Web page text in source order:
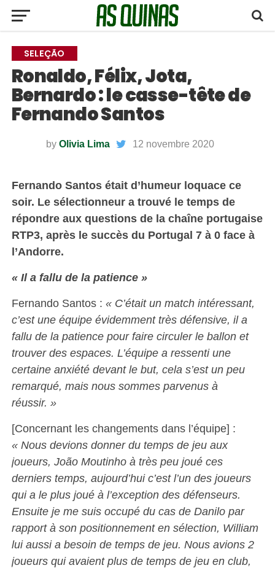
SELEÇÃO
Ronaldo, Félix, Jota,
Bernardo : le casse-tête de
Fernando Santos
by Olivia Lima 12 novembre 2020
Fernando Santos était d’humeur loquace ce
soir. Le sélectionneur a trouvé le temps de
répondre aux questions de la chaîne portugaise
RTP3, après le succès du Portugal 7 à 0 face à
l’Andorre.
« Il a fallu de la patience »
Fernando Santos : « C’était un match intéressant,
c’est une équipe évidemment très défensive, il a
fallu de la patience pour faire circuler le ballon et
trouver des espaces. L’équipe a ressenti une
certaine anxiété devant le but, cela s’est un peu
remarqué, mais nous sommes parvenus à
réussir. »
[Concernant les changements dans l’équipe] :
« Nous devions donner du temps de jeu aux
joueurs, João Moutinho à très peu joué ces
derniers temps, aujourd’hui c’est l’un des joueurs
qui a le plus joué à l’exception des défenseurs.
Ensuite je me suis occupé du cas de Danilo par
rapport à son positionnement en sélection, William
lui aussi a besoin de temps de jeu. Nous avions 2
joueurs qui avaient plus de temps de jeu en club,